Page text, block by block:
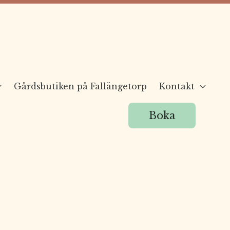
Gårdsbutiken på Fallängetorp Kontakt
Boka